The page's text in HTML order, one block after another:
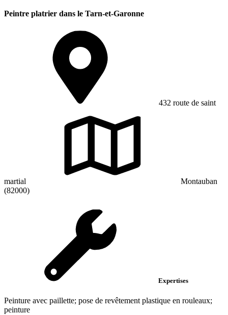
Peintre platrier dans le Tarn-et-Garonne
432 route de saint
martial
Montauban
(82000)
Expertises
Peinture avec paillette; pose de revêtement plastique en rouleaux;
peinture